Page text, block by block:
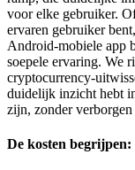
voor elke gebruiker.
ervaren gebruiker
Android-mobiele app
soepele ervaring. We
cryptocurrency-
duidelijk inzicht hebt
zijn, zonder verborgen
De kosten begrijpen: